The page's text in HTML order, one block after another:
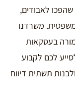
שהפכו לאבודים,
משרדנו
בעסקאות
לכם לקבוע
תשתית דיווח